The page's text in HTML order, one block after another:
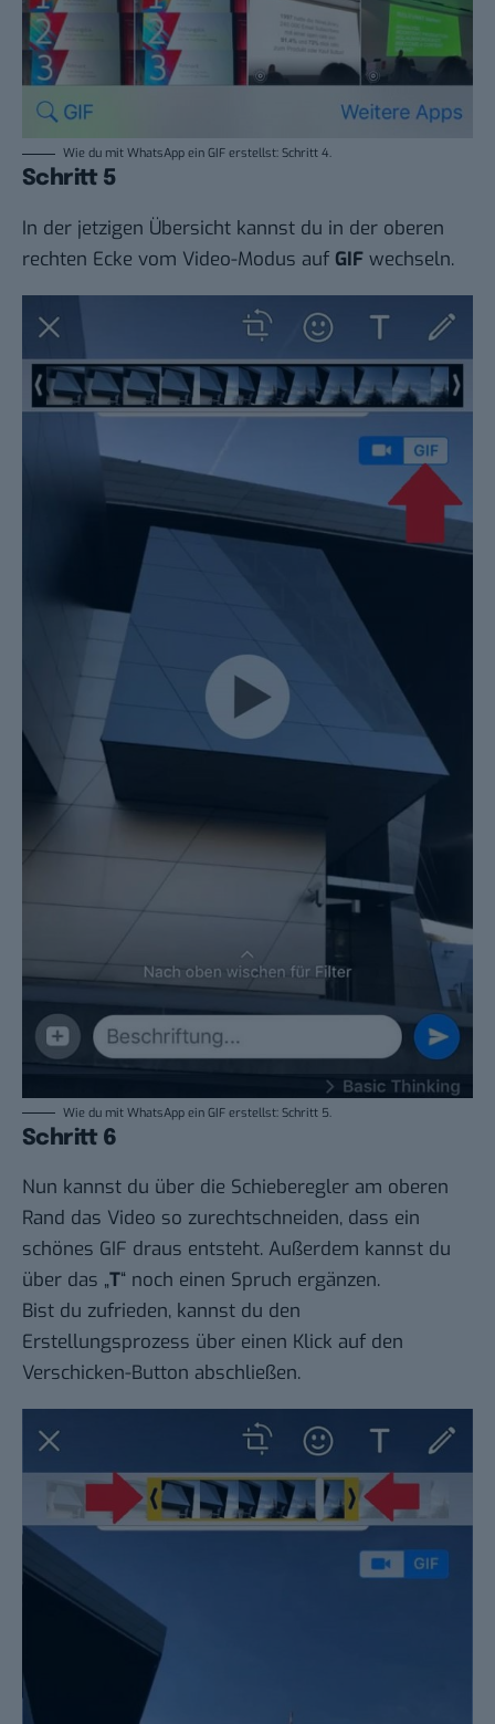
Wie du mit WhatsApp ein GIF erstellst: Schritt 4.
Schritt 5
In der jetzigen Übersicht kannst du in der oberen
rechten Ecke vom Video-Modus auf GIF wechseln.
Wie du mit WhatsApp ein GIF erstellst: Schritt 5.
Schritt 6
Nun kannst du über die Schieberegler am oberen
Rand das Video so zurechtschneiden, dass ein
schönes GIF draus entsteht. Außerdem kannst du
über das „T“ noch einen Spruch ergänzen.
Bist du zufrieden, kannst du den
Erstellungsprozess über einen Klick auf den
Verschicken-Button abschließen.